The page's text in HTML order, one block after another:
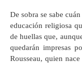
De sobra se sabe
educación religiosa
de huellas que,
quedarán impresas
Rousseau, quien